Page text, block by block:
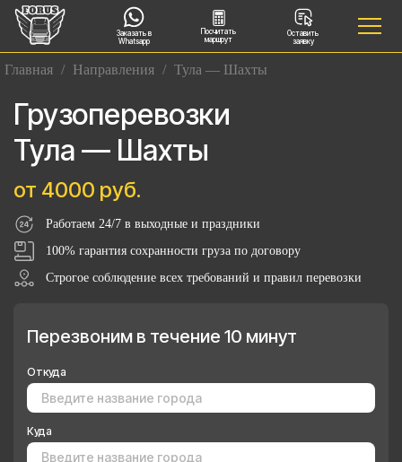
Заказать в
Whatsapp
Посчитать
маршрут
Оставить
заявку
Главная / Направления / Тула — Шахты
Грузоперевозки
Тула — Шахты
от 4000 руб.
Работаем 24/7 в выходные и праздники
100% гарантия сохранности груза по договору
Строгое соблюдение всех требований и правил перевозки
Перезвоним в течение 10 минут
Откуда
Куда